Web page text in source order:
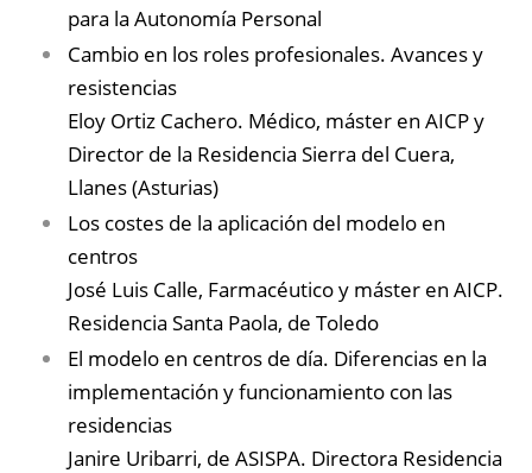
para la Autonomía Personal
Cambio en los roles profesionales. Avances y
resistencias
Eloy Ortiz Cachero. Médico, máster en AICP y
Director de la Residencia Sierra del Cuera,
Llanes (Asturias)
Los costes de la aplicación del modelo en
centros
José Luis Calle, Farmacéutico y máster en AICP.
Residencia Santa Paola, de Toledo
El modelo en centros de día. Diferencias en la
implementación y funcionamiento con las
residencias
Janire Uribarri, de ASISPA. Directora Residencia